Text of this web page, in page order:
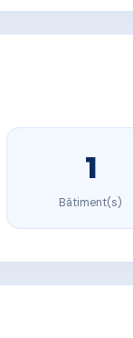
1
Bâtiment(s)